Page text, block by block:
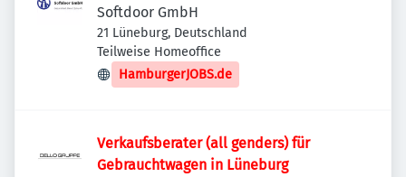
Softdoor GmbH
21 Lüneburg, Deutschland
Teilweise Homeoffice
HamburgerJOBS.de
Verkaufsberater (all genders) für
Gebrauchtwagen in Lüneburg